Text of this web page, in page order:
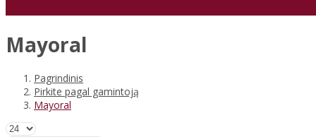
Mayoral
Pagrindinis
Pirkite pagal gamintoją
Mayoral